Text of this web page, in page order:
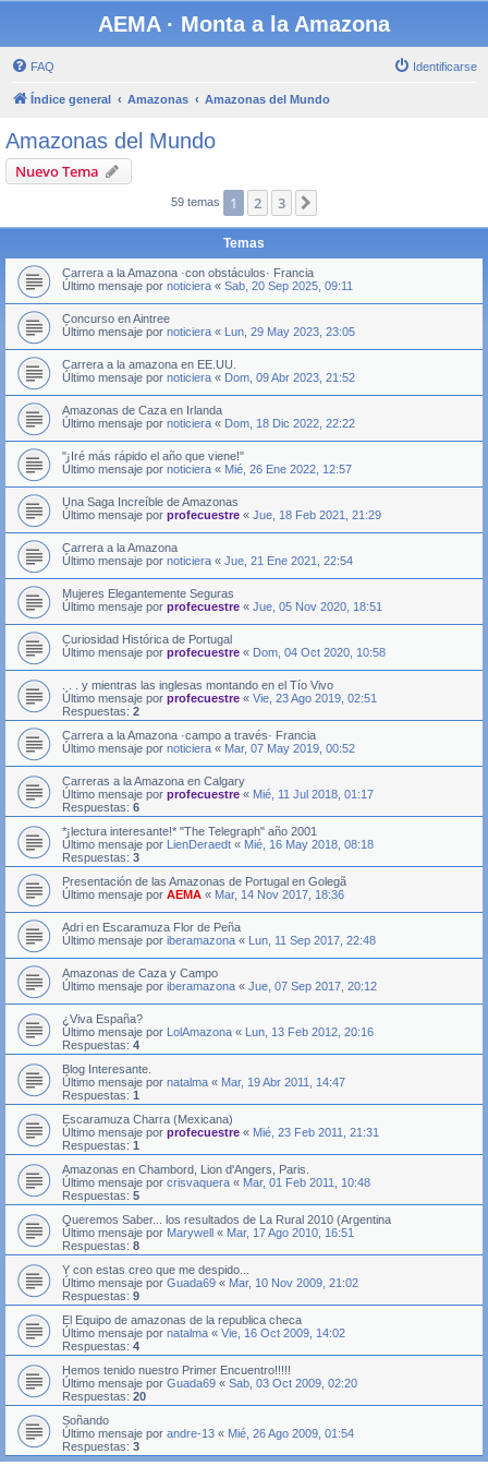
AEMA · Monta a la Amazona
FAQ Identificarse
Índice general Amazonas Amazonas del Mundo
Amazonas del Mundo
Nuevo Tema
59 temas 1 2 3
Temas
Carrera a la Amazona ·con obstáculos· Francia
Último mensaje por noticiera « Sab, 20 Sep 2025, 09:11
Concurso en Aintree
Último mensaje por noticiera « Lun, 29 May 2023, 23:05
Carrera a la amazona en EE.UU.
Último mensaje por noticiera « Dom, 09 Abr 2023, 21:52
Amazonas de Caza en Irlanda
Último mensaje por noticiera « Dom, 18 Dic 2022, 22:22
"¡Iré más rápido el año que viene!"
Último mensaje por noticiera « Mié, 26 Ene 2022, 12:57
Una Saga Increíble de Amazonas
Último mensaje por profecuestre « Jue, 18 Feb 2021, 21:29
Carrera a la Amazona
Último mensaje por noticiera « Jue, 21 Ene 2021, 22:54
Mujeres Elegantemente Seguras
Último mensaje por profecuestre « Jue, 05 Nov 2020, 18:51
Curiosidad Histórica de Portugal
Último mensaje por profecuestre « Dom, 04 Oct 2020, 10:58
. . . y mientras las inglesas montando en el Tío Vivo
Último mensaje por profecuestre « Vie, 23 Ago 2019, 02:51
Respuestas: 2
Carrera a la Amazona ·campo a través· Francia
Último mensaje por noticiera « Mar, 07 May 2019, 00:52
Carreras a la Amazona en Calgary
Último mensaje por profecuestre « Mié, 11 Jul 2018, 01:17
Respuestas: 6
*¡lectura interesante!* "The Telegraph" año 2001
Último mensaje por LienDeraedt « Mié, 16 May 2018, 08:18
Respuestas: 3
Presentación de las Amazonas de Portugal en Golegã
Último mensaje por AEMA « Mar, 14 Nov 2017, 18:36
Adri en Escaramuza Flor de Peña
Último mensaje por iberamazona « Lun, 11 Sep 2017, 22:48
Amazonas de Caza y Campo
Último mensaje por iberamazona « Jue, 07 Sep 2017, 20:12
¿Viva España?
Último mensaje por LolAmazona « Lun, 13 Feb 2012, 20:16
Respuestas: 4
Blog Interesante.
Último mensaje por natalma « Mar, 19 Abr 2011, 14:47
Respuestas: 1
Escaramuza Charra (Mexicana)
Último mensaje por profecuestre « Mié, 23 Feb 2011, 21:31
Respuestas: 1
Amazonas en Chambord, Lion d'Angers, Paris.
Último mensaje por crisvaquera « Mar, 01 Feb 2011, 10:48
Respuestas: 5
Queremos Saber... los resultados de La Rural 2010 (Argentina
Último mensaje por Marywell « Mar, 17 Ago 2010, 16:51
Respuestas: 8
Y con estas creo que me despido...
Último mensaje por Guada69 « Mar, 10 Nov 2009, 21:02
Respuestas: 9
El Equipo de amazonas de la republica checa
Último mensaje por natalma « Vie, 16 Oct 2009, 14:02
Respuestas: 4
Hemos tenido nuestro Primer Encuentro!!!!!
Último mensaje por Guada69 « Sab, 03 Oct 2009, 02:20
Respuestas: 20
Soñando
Último mensaje por andre-13 « Mié, 26 Ago 2009, 01:54
Respuestas: 3